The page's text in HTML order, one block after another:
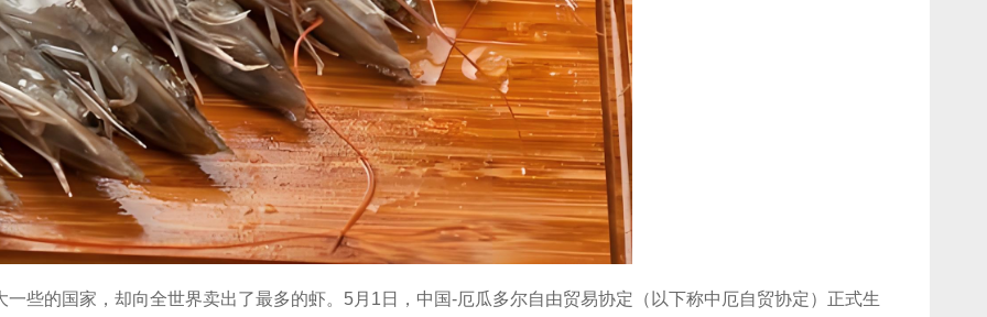
些的国家，却向全世界卖出了最多的虾。5月1日，中国-厄瓜多尔自由贸易协定（以下称中厄自贸协定）正式生